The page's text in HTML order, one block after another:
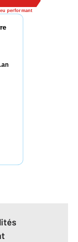
performant
.an